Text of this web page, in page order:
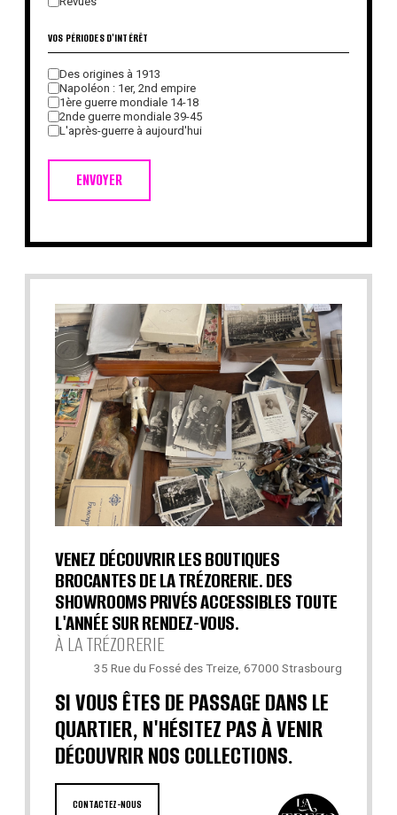
ENVOYER
VOS PÉRIODES D'INTÉRÊT
Des origines à 1913
Napoléon : 1er, 2nd empire
1ère guerre mondiale 14-18
2nde guerre mondiale 39-45
L'après-guerre à aujourd'hui
VENEZ DÉCOUVRIR LES BOUTIQUES
BROCANTES DE LA TRÉZORERIE. DES
SHOWROOMS PRIVÉS ACCESSIBLES TOUTE
L'ANNÉE SUR RENDEZ-VOUS.
À LA TRÉZORERIE
35 Rue du Fossé des Treize, 67000 Strasbourg
SI VOUS ÊTES DE PASSAGE DANS LE
QUARTIER, N'HÉSITEZ PAS À VENIR
DÉCOUVRIR NOS COLLECTIONS.
CONTACTEZ-NOUS